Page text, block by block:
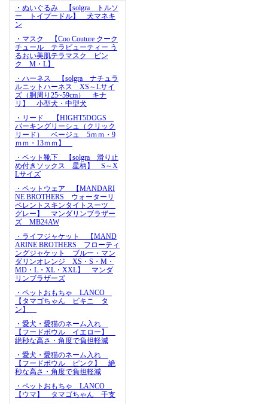
・ぬいぐるみ 【solgra トルソ
ー トイプードル】 犬マネキ
ン
・マスク 【Coo Couture クーク
チュール テラビューティー う
るおい美肌テラマスク ピン
ク M・L】
・ハーネス 【solgra ナチュラ
ルニットハーネス XS～Lサイ
ズ（胴周り25~59cm） キナ
リ】 小型犬・中型犬
・リード 【HIGHT5DOGS
パーキングリーシュ（クリック
リード） ベージュ 5ｍｍ・9
ｍｍ・13ｍｍ】
・ペット靴下 【solgra 滑り止
め付きソックス 星柄】 S～X
Lサイズ
・ペットウェア 【MANDARI
NE BROTHERS ウォーターリ
ペレントスキンタイトスーツ
グレー】 マンダリンブラザー
ズ MB24AW
・ライフジャケット 【MAND
ARINE BROTHERS フローティ
ングジャケット ブルー・マン
ダリンオレンジ XS・S・M・
MD・L・XL・XXL】 マンダ
リンブラザーズ
・ペットおもちゃ LANCO
【タマゴちゃん ビキニ タ
ン】
・愛犬・愛猫のネーム入れ
【フードボウル イエロー】
絶秒な高さ・角度で負担軽減
・愛犬・愛猫のネーム入れ
【フードボウル ピンク】 絶
秒な高さ・角度で負担軽減
・ペットおもちゃ LANCO
【ウマ】 タマゴちゃん 干支